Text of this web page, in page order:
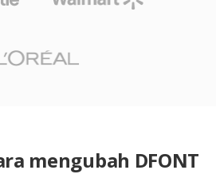
mengubah DFONT